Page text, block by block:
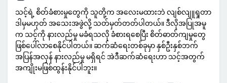
သင့်ရဲ့ စိတ်ခံစားမှုတွေကို သူတို့က အလေးမထားဘဲ လျစ်လျူရှုတာ
ဒါမှမဟုတ် အသေးအဖွဲလို့ သတ်မှတ်တတ်ပါတယ်။ ဒီလိုအပြုအမူ
က သင့်ကို နားလည်မှု မခံရသလို ခံစားရစေပြီး စိတ်ဓာတ်ကျမှုတွေ
ဖြစ်ပေါ်လာစေနိုင်ပါတယ်။ ဆက်ဆံရေးတစ်ခုမှာ နှစ်ဦးနှစ်ဘက်
အပြန်အလှန် နားလည်မှု မရှိရင် အဲဒီဆက်ဆံရေးဟာ သင့်အတွက်
အကျိုးမဖြစ်ထွန်းနိုင်ပါဘူး။